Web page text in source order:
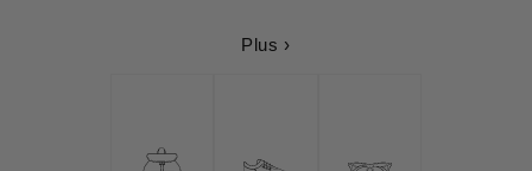
Plus ›